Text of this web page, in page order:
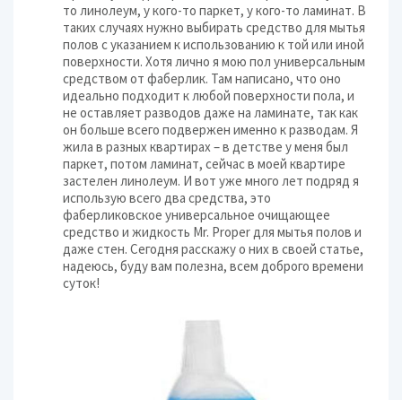
то линолеум, у кого-то паркет, у кого-то ламинат. В
таких случаях нужно выбирать средство для мытья
полов с указанием к использованию к той или иной
поверхности. Хотя лично я мою пол универсальным
средством от фаберлик. Там написано, что оно
идеально подходит к любой поверхности пола, и
не оставляет разводов даже на ламинате, так как
он больше всего подвержен именно к разводам. Я
жила в разных квартирах – в детстве у меня был
паркет, потом ламинат, сейчас в моей квартире
застелен линолеум. И вот уже много лет подряд я
использую всего два средства, это
фаберликовское универсальное очищающее
средство и жидкость Mr. Proper для мытья полов и
даже стен. Сегодня расскажу о них в своей статье,
надеюсь, буду вам полезна, всем доброго времени
суток!